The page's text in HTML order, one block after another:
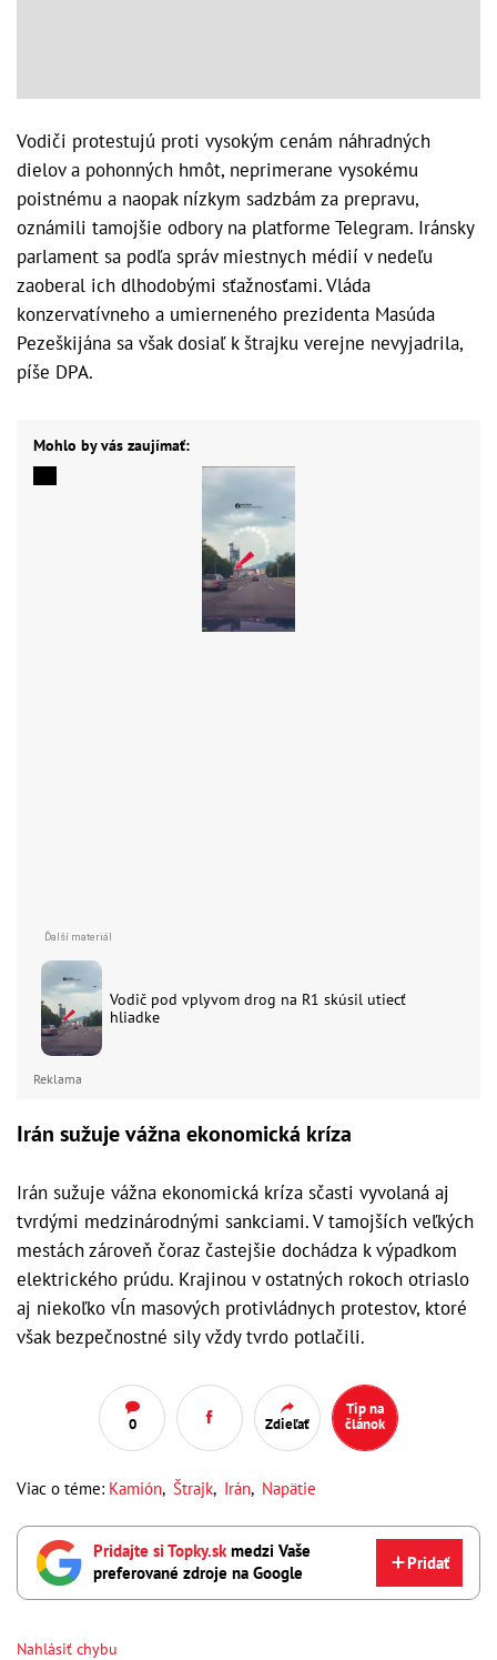
Vodiči protestujú proti vysokým cenám náhradných
dielov a pohonných hmôt, neprimerane vysokému
poistnému a naopak nízkym sadzbám za prepravu,
oznámili tamojšie odbory na platforme Telegram. Iránsky
parlament sa podľa správ miestnych médií v nedeľu
zaoberal ich dlhodobými sťažnosťami. Vláda
konzervatívneho a umierneného prezidenta Masúda
Pezeškijána sa však dosiaľ k štrajku verejne nevyjadrila,
píše DPA.
Mohlo by vás zaujímať:
Vodič pod vplyvom drog na R1 skúsil utiecť
hliadke
Reklama
Irán sužuje vážna ekonomická kríza
Irán sužuje vážna ekonomická kríza sčasti vyvolaná aj
tvrdými medzinárodnými sankciami. V tamojších veľkých
mestách zároveň čoraz častejšie dochádza k výpadkom
elektrického prúdu. Krajinou v ostatných rokoch otriaslo
aj niekoľko vĺn masových protivládnych protestov, ktoré
však bezpečnostné sily vždy tvrdo potlačili.
0 Zdieľať
Tip na
článok
Viac o téme: Kamión, Štrajk, Irán, Napätie
Pridajte si Topky.skmedzi Vaše
preferované zdroje na Google
Pridať
Nahlásiť chybu